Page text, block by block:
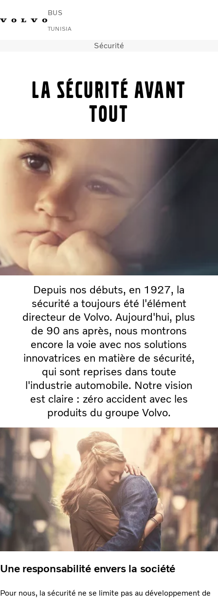
BUS
TUNISIA
Rechercher un Agent Commercial
Urbain et interurbain
Contact
Sécurité
La sécurité avant
tout
Depuis nos débuts, en 1927, la
sécurité a toujours été l'élément
directeur de Volvo. Aujourd'hui, plus
de 90 ans après, nous montrons
encore la voie avec nos solutions
innovatrices en matière de sécurité,
qui sont reprises dans toute
l'industrie automobile. Notre vision
est claire : zéro accident avec les
produits du groupe Volvo.
Une responsabilité envers la société
Pour nous, la sécurité ne se limite pas au développement de